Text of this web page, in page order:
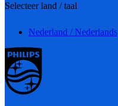
Selecteer land / taal
Nederland / Nederlands